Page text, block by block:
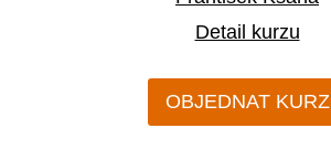
Detail kurzu
OBJEDNAT KURZ